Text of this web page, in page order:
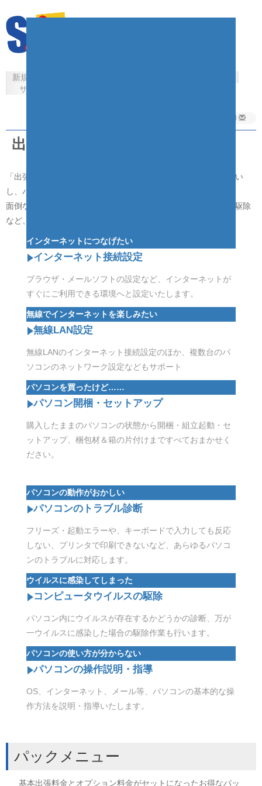
新規入会申し込み・ご相談
サポート
出張サポートサービス
「出張サポートサービス」は、技術スタッフがお客様宅にお伺い
し、パソコンの設定やトラブル解決を行うサービスです。
面倒な無線LAN設定やデジカメ・プリンターの設定、ウィルス駆除
など、パソコン周りのことは全てお任せください。
インターネットにつなげたい
インターネット接続設定
ブラウザ・メールソフトの設定など、インターネットが
すぐにご利用できる環境へと設定いたします。
無線でインターネットを楽しみたい
無線LAN設定
無線LANのインターネット接続設定のほか、複数台のパ
ソコンのネットワーク設定などもサポート
パソコンを買ったけど……
パソコン開梱・セットアップ
購入したままのパソコンの状態から開梱・組立起動・セ
ットアップ、梱包材＆箱の片付けまですべておまかせく
ださい。
パソコンの動作がおかしい
パソコンのトラブル診断
フリーズ・起動エラーや、キーボードで入力しても反応
しない、プリンタで印刷できないなど、あらゆるパソコ
ンのトラブルに対応します。
ウイルスに感染してしまった
コンピュータウイルスの駆除
パソコン内にウイルスが存在するかどうかの診断、万が
一ウイルスに感染した場合の駆除作業も行います。
パソコンの使い方が分からない
パソコンの操作説明・指導
OS、インターネット、メール等、パソコンの基本的な操
作方法を説明・指導いたします。
パックメニュー
基本出張料金とオプション料金がセットになったお得なパッ